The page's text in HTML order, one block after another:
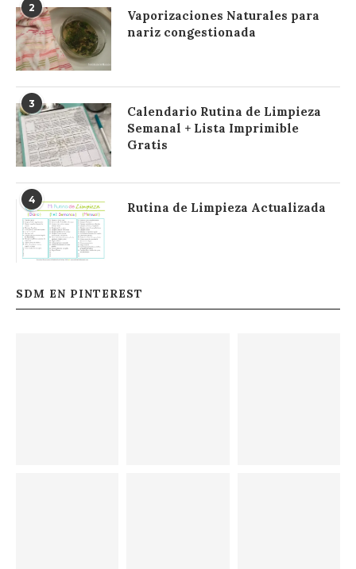
2
Vaporizaciones Naturales para
nariz congestionada
3
Calendario Rutina de Limpieza
Semanal + Lista Imprimible
Gratis
4
Rutina de Limpieza Actualizada
SDM EN PINTEREST